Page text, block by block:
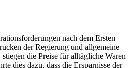
nach dem Ersten
der Regierung und allgemeine
die Preise für alltägliche Waren
dies dazu, dass die Ersparnisse der